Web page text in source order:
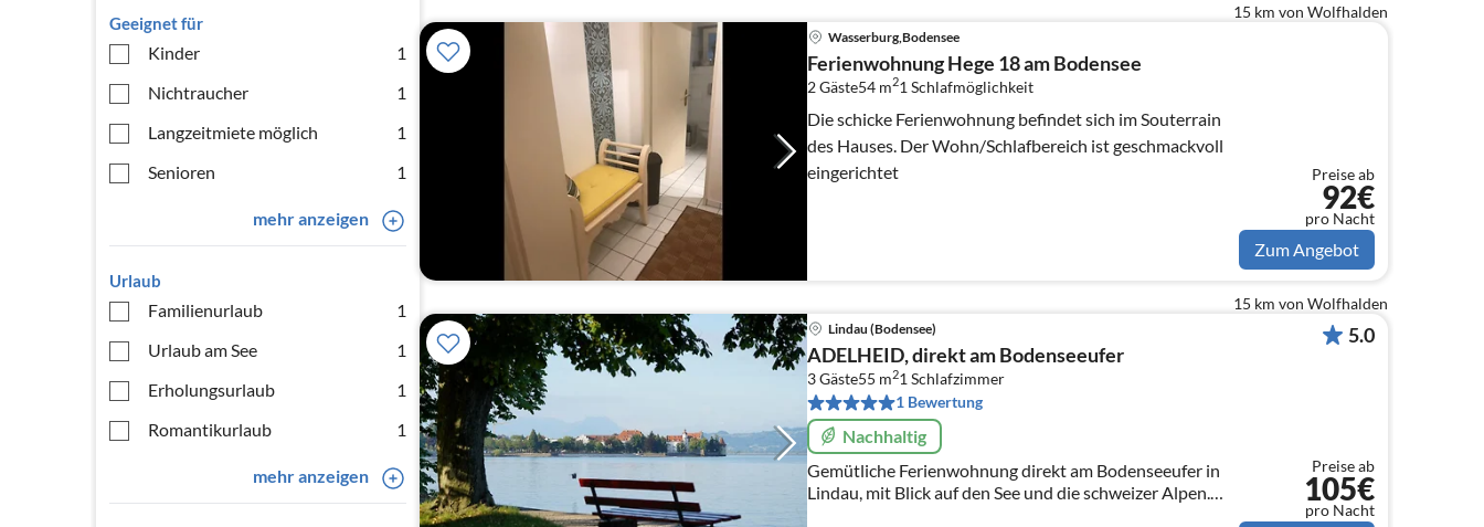
Geeignet für
Kinder
1
Nichtraucher
1
Langzeitmiete möglich
1
Senioren
1
mehr anzeigen
Urlaub
Familienurlaub
1
Urlaub am See
1
Erholungsurlaub
1
Romantikurlaub
1
mehr anzeigen
15 km von Wolfhalden
Wasserburg,Bodensee
Ferienwohnung Hege 18 am Bodensee
2 Gäste54 m21 Schlafmöglichkeit
Die schicke Ferienwohnung befindet sich im Souterrain
des Hauses. Der Wohn/Schlafbereich ist geschmackvoll
eingerichtet
Preise ab
92€
pro Nacht
Zum Angebot
15 km von Wolfhalden
Lindau (Bodensee)
ADELHEID, direkt am Bodenseeufer
3 Gäste55 m21 Schlafzimmer
1 Bewertung
Nachhaltig
Gemütliche Ferienwohnung direkt am Bodenseeufer in
Lindau, mit Blick auf den See und die schweizer Alpen.
5.0
Preise ab
105€
pro Nacht